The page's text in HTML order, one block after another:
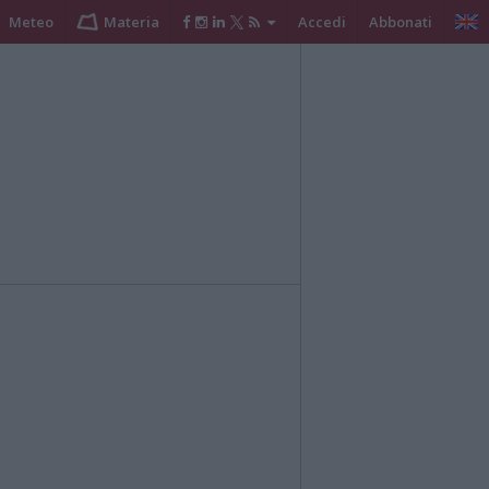
Meteo Materia Accedi Abbonati